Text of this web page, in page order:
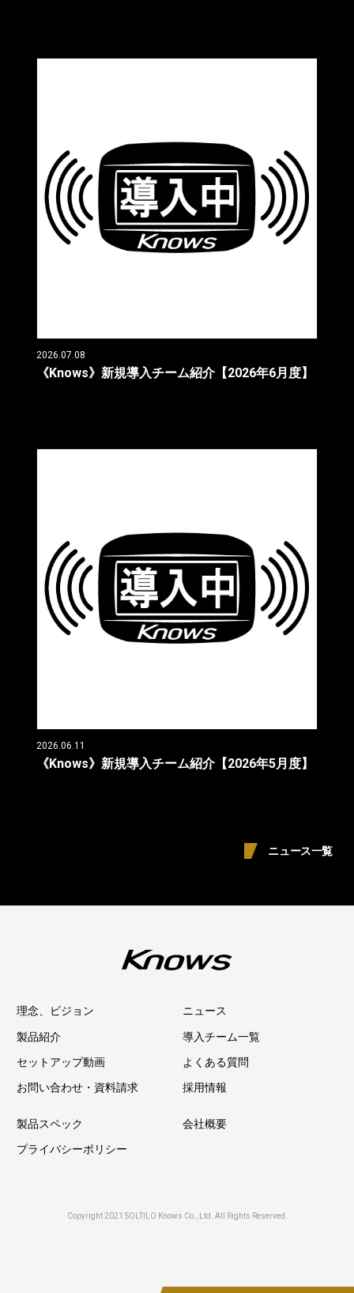
2026.07.08
《Knows》新規導入チーム紹介【2026年6月度】
2026.06.11
《Knows》新規導入チーム紹介【2026年5月度】
ニュース一覧
理念、ビジョン ニュース
製品紹介 導入チーム一覧
セットアップ動画 よくある質問
お問い合わせ・資料請求 採用情報
製品スペック 会社概要
プライバシーポリシー
Copyright 2021 SOLTILO Knows Co., Ltd. All Rights Reserved.